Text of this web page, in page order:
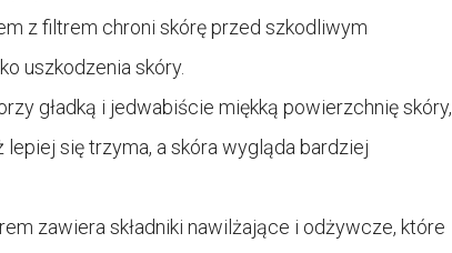
z filtrem chroni skórę przed szkodliwym
uszkodzenia skóry.
gładką i jedwabiście miękką powierzchnię skóry,
lepiej się trzyma, a skóra wygląda bardziej
zawiera składniki nawilżające i odżywcze, które